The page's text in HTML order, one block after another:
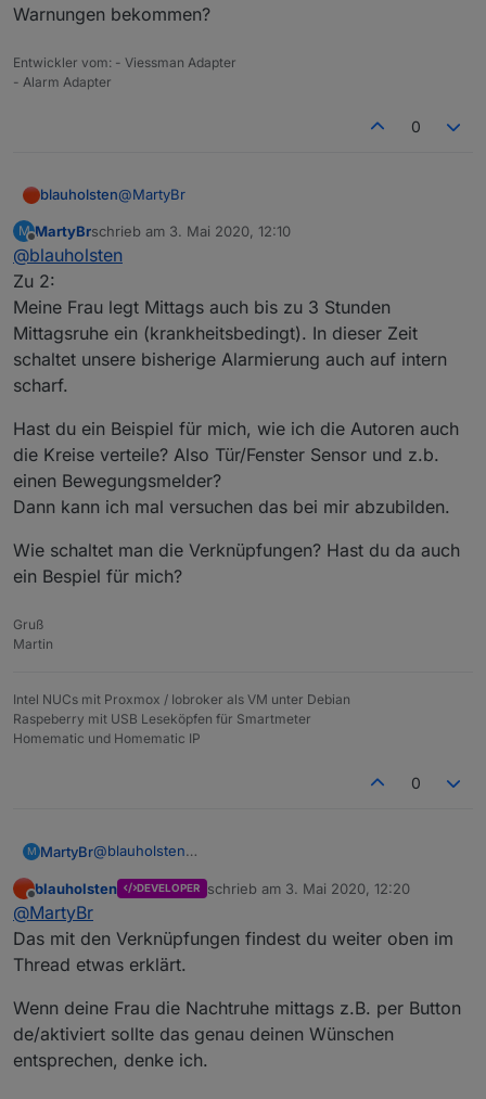
Warnungen bekommen?
Entwickler vom: - Viessman Adapter
- Alarm Adapter
0
blauholsten@MartyBr
zu 2.
Warum möchte man Tagsüber bei Anwesenheit
auch Warnungen bekommen?
M
Offline
MartyBrschrieb am 3. Mai 2020, 12:10
zuletzt editiert von
@blauholsten
Zu 2:
Meine Frau legt Mittags auch bis zu 3 Stunden
Mittagsruhe ein (krankheitsbedingt). In dieser Zeit
schaltet unsere bisherige Alarmierung auch auf intern
scharf.
Hast du ein Beispiel für mich, wie ich die Autoren auch
die Kreise verteile? Also Tür/Fenster Sensor und z.b.
einen Bewegungsmelder?
Dann kann ich mal versuchen das bei mir abzubilden.
Wie schaltet man die Verknüpfungen? Hast du da auch
ein Bespiel für mich?
Gruß
Martin
Intel NUCs mit Proxmox / Iobroker als VM unter Debian
Raspeberry mit USB Leseköpfen für Smartmeter
Homematic und Homematic IP
0
M MartyBr@blauholsten
Meine Frau legt Mittags auch bis zu 3 Stunden
schaltet unsere bisherige Alarmierung auch auf intern
Hast du ein Beispiel für mich, wie ich die Autoren
z.b. einen Bewegungsmelder?
Dann kann ich mal versuchen das bei mir abzubilden.
Wie schaltet man die Verknüpfungen? Hast du da
auch ein Bespiel für mich?
Offline
blauholsten DEVELOPER schrieb am 3. Mai 2020, 12:20
zuletzt editiert von
@MartyBr
Das mit den Verknüpfungen findest du weiter oben im
Thread etwas erklärt.
Wenn deine Frau die Nachtruhe mittags z.B. per Button
de/aktiviert sollte das genau deinen Wünschen
entsprechen, denke ich.